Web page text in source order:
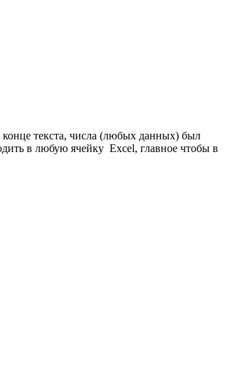
конце текста, числа (любых данных) был
в любую ячейку Excel, главное чтобы в